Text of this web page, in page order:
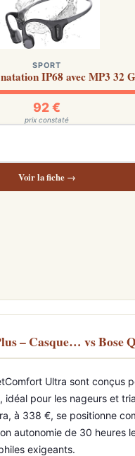
SPORT
IP68 avec MP3 32
92 €
prix constaté
Voir la fiche →
– Casque… vs
Ultra sont
pour les nageurs et
à 338 €, se positionne
autonomie de 30
exigeants.